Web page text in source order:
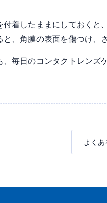
付着したままにしておくと
、角膜の表面を傷つけ、
毎日のコンタクトレンズ
よく